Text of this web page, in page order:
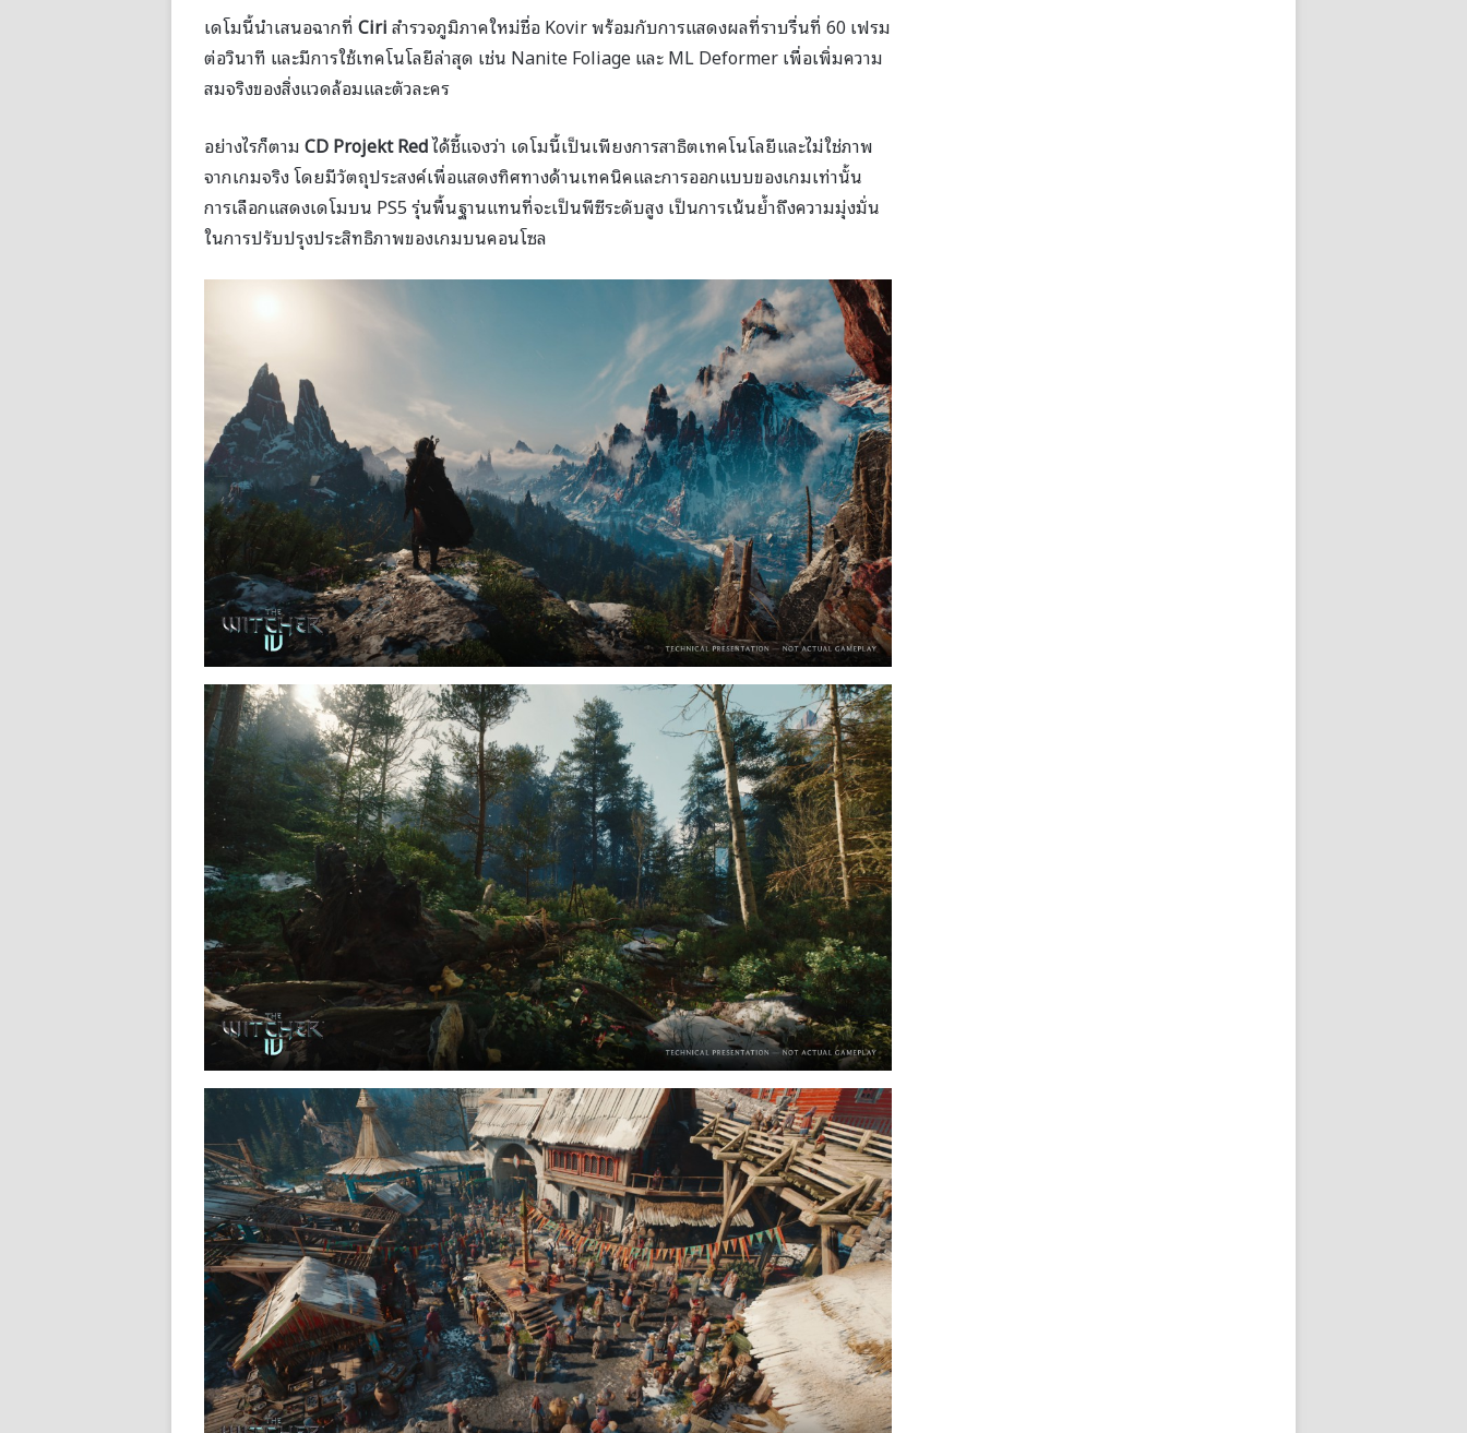
เดโมนี้นำเสนอฉากที่Ciriสำรวจภูมิภาคใหม่ชื่อ Kovir พร้อมกับการแสดงผลที่ราบรื่นที่ 60 เฟรม
ต่อวินาที และมีการใช้เทคโนโลยีล่าสุด เช่น Nanite Foliage และ ML Deformer เพื่อเพิ่มความ
สมจริงของสิ่งแวดล้อมและตัวละคร
อย่างไรก็ตามCD Projekt Redได้ชี้แจงว่า เดโมนี้เป็นเพียงการสาธิตเทคโนโลยีและไม่ใช่ภาพ
จากเกมจริง โดยมีวัตถุประสงค์เพื่อแสดงทิศทางด้านเทคนิคและการออกแบบของเกมเท่านั้น
การเลือกแสดงเดโมบน PS5 รุ่นพื้นฐานแทนที่จะเป็นพีซีระดับสูง เป็นการเน้นย้ำถึงความมุ่งมั่น
ในการปรับปรุงประสิทธิภาพของเกมบนคอนโซล